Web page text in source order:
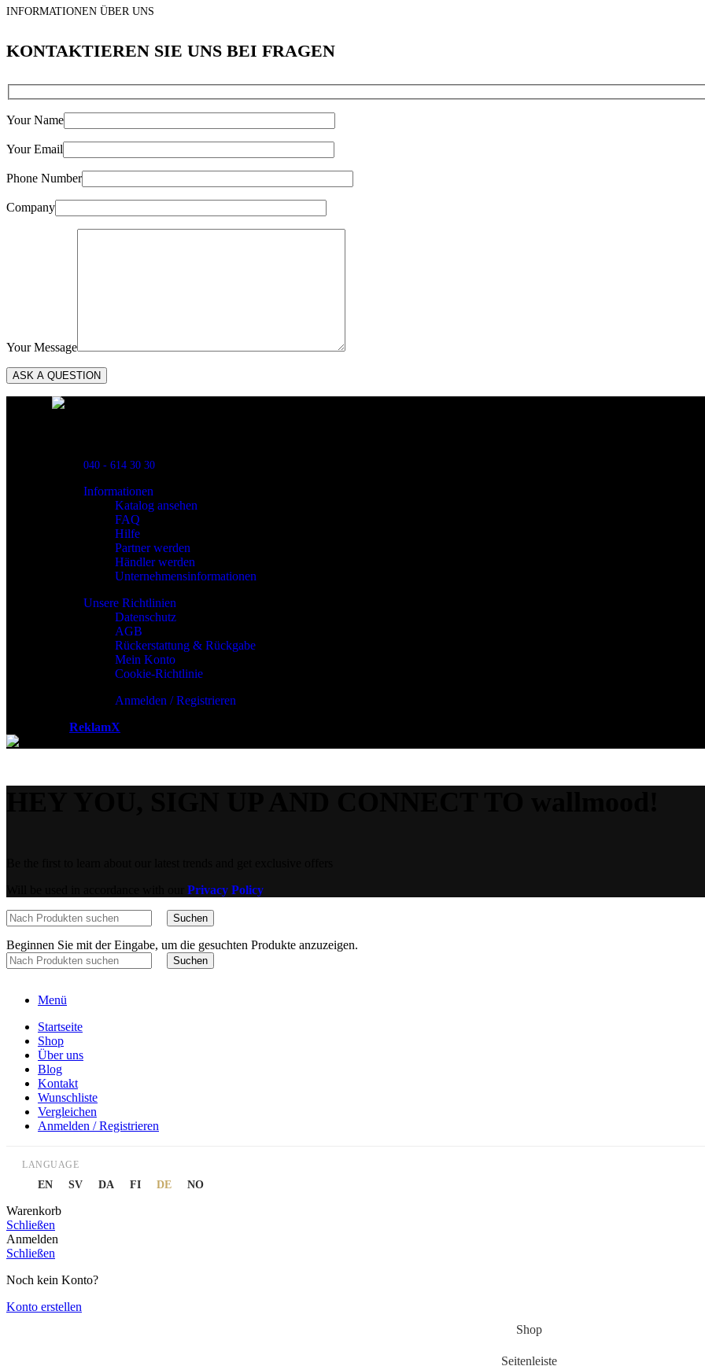
INFORMATIONEN ÜBER UNS
KONTAKTIEREN SIE UNS BEI FRAGEN
Your Name
Your Email
Phone Number
Company
Your Message
040 - 614 30 30
Informationen
Katalog ansehen
FAQ
Hilfe
Partner werden
Händler werden
Unternehmensinformationen
Unsere Richtlinien
Datenschutz
AGB
Rückerstattung & Rückgabe
Mein Konto
Cookie-Richtlinie
Anmelden / Registrieren
ReklamX
Privacy Policy
Suchen
Beginnen Sie mit der Eingabe, um die gesuchten Produkte anzuzeigen.
Suchen
Menü
Startseite
Shop
Über uns
Blog
Kontakt
Wunschliste
Vergleichen
Anmelden / Registrieren
LANGUAGE
EN SV DA FI DE NO
Warenkorb
Schließen
Anmelden
Schließen
Noch kein Konto?
Konto erstellen
Shop
Seitenleiste